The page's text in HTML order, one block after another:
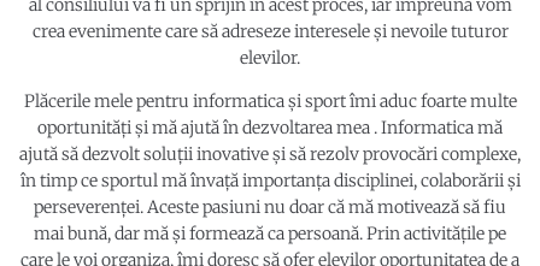
al consiliului va fi un sprijin în acest proces, iar împreună vom
crea evenimente care să adreseze interesele și nevoile tuturor
elevilor.
Plăcerile mele pentru informatica și sport îmi aduc foarte multe
oportunități și mă ajută în dezvoltarea mea . Informatica mă
ajută să dezvolt soluții inovative și să rezolv provocări complexe,
în timp ce sportul mă învață importanța disciplinei, colaborării și
perseverenței. Aceste pasiuni nu doar că mă motivează să fiu
mai bună, dar mă și formează ca persoană. Prin activitățile pe
care le voi organiza, îmi doresc să ofer elevilor oportunitatea de a